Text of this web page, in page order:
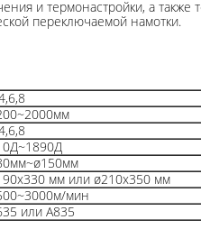
и термонастройки, а также
переключаемой намотки.
мм или ø210x350 мм
мин
или А835